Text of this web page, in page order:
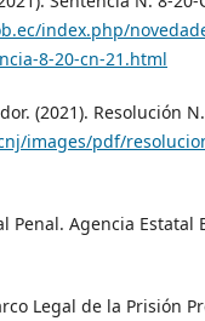
index.php/
8-20-cn-21.html
(2021). Resolución
images/pdf/
Penal. Agencia Estatal
Legal de la Prisión